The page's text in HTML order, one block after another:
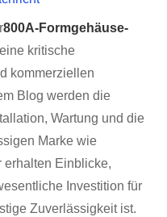
800A-Formgehäuse-
kritische
kommerziellen
Blog werden die
Wartung und die
Marke wie
erhalten Einblicke,
Investition für
Zuverlässigkeit ist.